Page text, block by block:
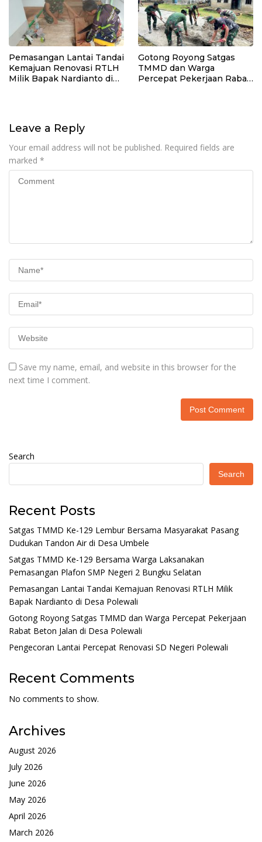
Pemasangan Lantai Tandai
Kemajuan Renovasi RTLH
Milik Bapak Nardianto di
Gotong Royong Satgas
TMMD dan Warga
Percepat Pekerjaan Rabat
Leave a Reply
Your email address will not be published. Required fields are
marked *
Save my name, email, and website in this browser for the
next time I comment.
Search
Search
Recent Posts
Satgas TMMD Ke-129 Lembur Bersama Masyarakat Pasang
Dudukan Tandon Air di Desa Umbele
Satgas TMMD Ke-129 Bersama Warga Laksanakan
Pemasangan Plafon SMP Negeri 2 Bungku Selatan
Pemasangan Lantai Tandai Kemajuan Renovasi RTLH Milik
Bapak Nardianto di Desa Polewali
Gotong Royong Satgas TMMD dan Warga Percepat Pekerjaan
Rabat Beton Jalan di Desa Polewali
Pengecoran Lantai Percepat Renovasi SD Negeri Polewali
Recent Comments
No comments to show.
Archives
August 2026
July 2026
June 2026
May 2026
April 2026
March 2026